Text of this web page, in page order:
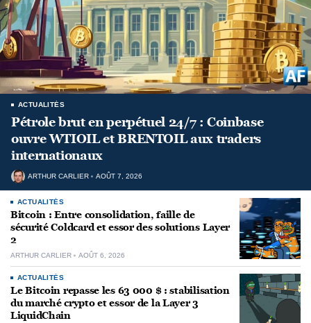
ACTUALITÉS
Pétrole brut en perpétuel 24/7 : Coinbase
ouvre WTIOIL et BRENTOIL aux traders
internationaux
ARTHUR CARLIER AOÛT 7, 2026
ACTUALITÉS
Bitcoin : Entre consolidation, faille de
sécurité Coldcard et essor des solutions Layer
2
ARTHUR CARLIER AOÛT 6, 2026
ACTUALITÉS
Le Bitcoin repasse les 63 000 $ : stabilisation
du marché crypto et essor de la Layer 3
LiquidChain